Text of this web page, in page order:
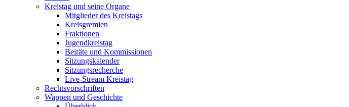
Kreistag und seine Organe
Mitglieder des Kreistags
Kreisgremien
Fraktionen
Jugendkreistag
Beiräte und Kommissionen
Sitzungskalender
Sitzungsrecherche
Live-Stream Kreistag
Rechtsvorschriften
Wappen und Geschichte